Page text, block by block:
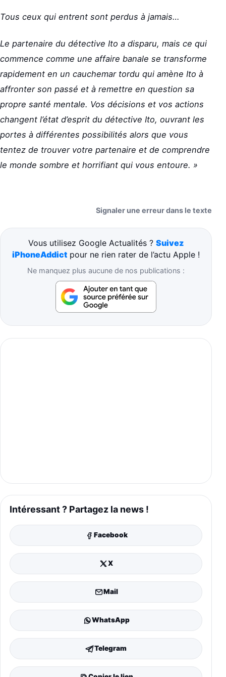
Tous ceux qui entrent sont perdus à jamais…
Le partenaire du détective Ito a disparu, mais ce qui
commence comme une affaire banale se transforme
rapidement en un cauchemar tordu qui amène Ito à
affronter son passé et à remettre en question sa
propre santé mentale. Vos décisions et vos actions
changent l’état d’esprit du détective Ito, ouvrant les
portes à différentes possibilités alors que vous
tentez de trouver votre partenaire et de comprendre
le monde sombre et horrifiant qui vous entoure. »
Signaler une erreur dans le texte
Vous utilisez Google Actualités ? Suivez
iPhoneAddict pour ne rien rater de l’actu Apple !
Ne manquez plus aucune de nos publications :
Intéressant ? Partagez la news !
Facebook
X
Mail
WhatsApp
Telegram